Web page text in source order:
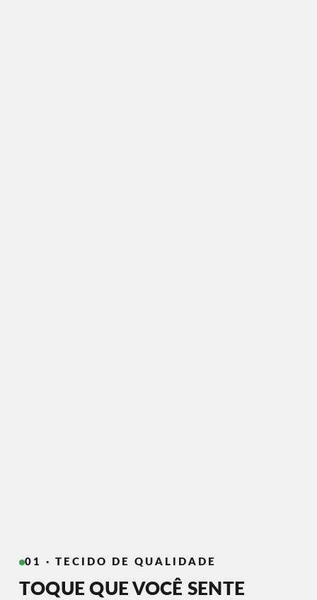
01 · TECIDO DE QUALIDADE
TOQUE QUE VOCÊ SENTE